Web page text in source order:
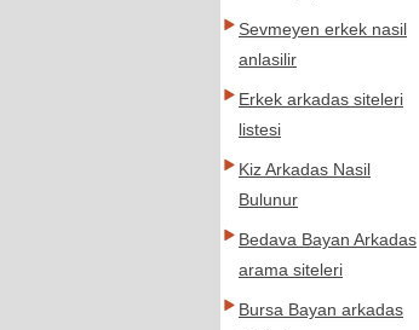
Sevmeyen erkek nasil
anlasilir
Erkek arkadas siteleri
listesi
Kiz Arkadas Nasil
Bulunur
Bedava Bayan Arkadas
arama siteleri
Bursa Bayan arkadas